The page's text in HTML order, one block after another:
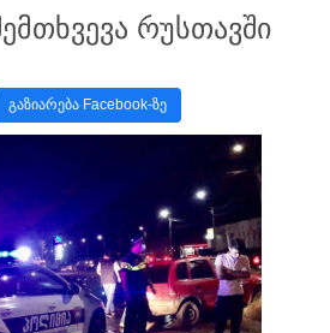
რუსთავში
გაზიარება Facebook-ზე